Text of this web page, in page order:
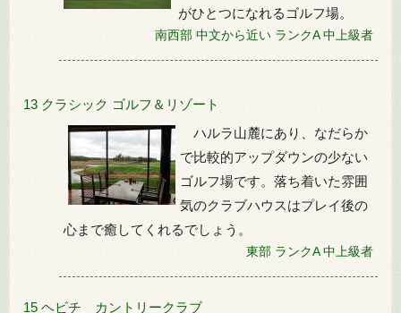
がひとつになれるゴルフ場。
南西部 中文から近い ランクA 中上級者
13 クラシック ゴルフ＆リゾート
ハルラ山麓にあり、なだらか
で比較的アップダウンの少ない
ゴルフ場です。落ち着いた雰囲
気のクラブハウスはプレイ後の
心まで癒してくれるでしょう。
東部 ランクA 中上級者
15 ヘビチ カントリークラブ